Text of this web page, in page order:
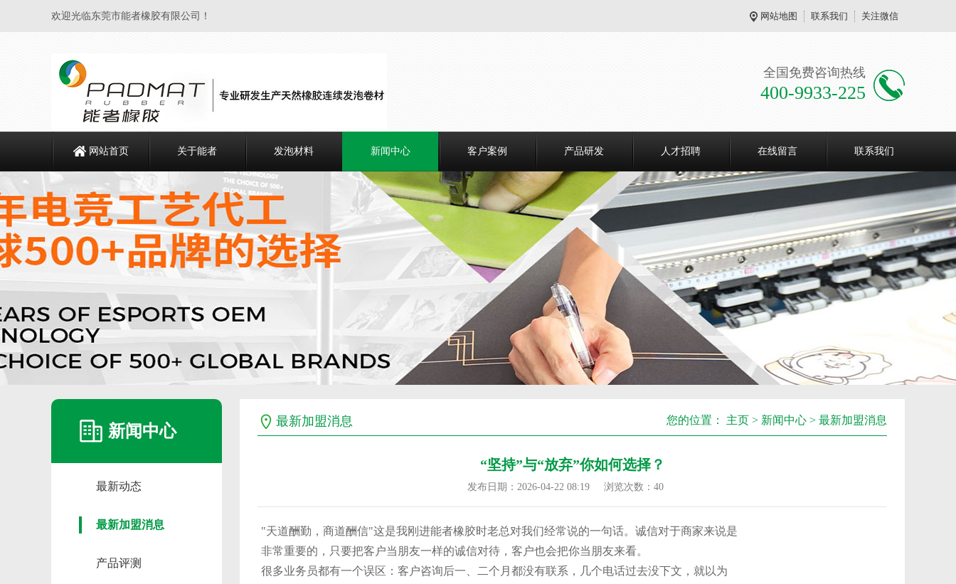
欢迎光临东莞市能者橡胶有限公司！ 网站地图 联系我们 关注微信
全国免费咨询热线
400-9933-225
网站首页 关于能者 发泡材料 新闻中心 客户案例 产品研发 人才招聘 在线留言 联系我们
新闻中心
最新动态
最新加盟消息
产品评测
最新加盟消息 您的位置： 主页 > 新闻中心 > 最新加盟消息
“坚持”与“放弃”你如何选择？
发布日期：2026-04-22 08:19 浏览次数： 40
"天道酬勤，商道酬信"这是我刚进能者橡胶时老总对我们经常说的一句话。诚信对于商家来说是
非常重要的，只要把客户当朋友一样的诚信对待，客户也会把你当朋友来看。
很多业务员都有一个误区：客户咨询后一、二个月都没有联系，几个电话过去没下文，就以为